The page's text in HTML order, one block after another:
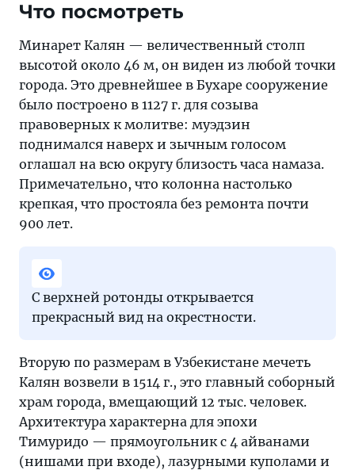
Что посмотреть
Минарет Калян — величественный столп
высотой около 46 м, он виден из любой точки
города. Это древнейшее в Бухаре сооружение
было построено в 1127 г. для созыва
правоверных к молитве: муэдзин
поднимался наверх и зычным голосом
оглашал на всю округу близость часа намаза.
Примечательно, что колонна настолько
крепкая, что простояла без ремонта почти
900 лет.
С верхней ротонды открывается
прекрасный вид на окрестности.
Вторую по размерам в Узбекистане мечеть
Калян возвели в 1514 г., это главный соборный
храм города, вмещающий 12 тыс. человек.
Архитектура характерна для эпохи
Тимуридо — прямоугольник с 4 айванами
(нишами при входе), лазурными куполами и